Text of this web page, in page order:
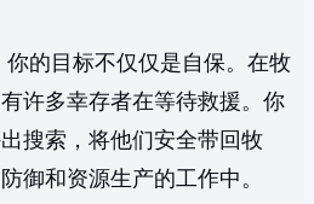
你的目标不仅仅是自保。在牧
许多幸存者在等待救援。你
搜索，将他们安全带回牧
御和资源生产的工作中。